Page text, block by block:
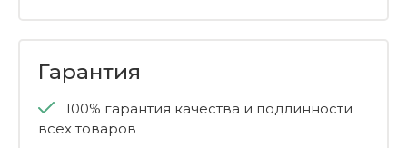
Гарантия
100% гарантия качества и подлинности
всех товаров